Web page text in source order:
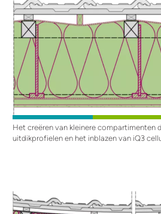
Het creëren van kleinere compartimenten
uitdikprofielen en het inblazen van iQ3